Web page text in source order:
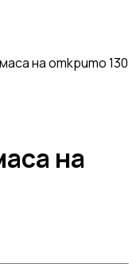
на открито 130
на